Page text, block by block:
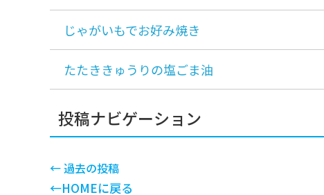
じゃがいもでお好み焼き
たたききゅうりの塩ごま油
投稿ナビゲーション
←過去の投稿
←HOMEに戻る